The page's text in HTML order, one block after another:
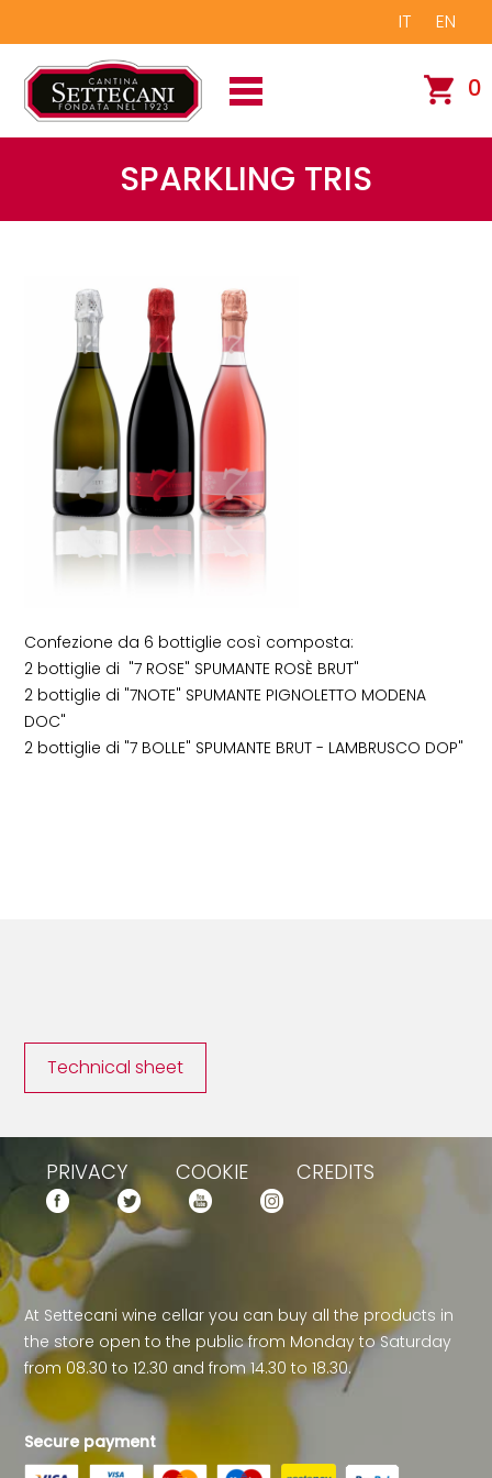
IT EN
0
SPARKLING TRIS
Confezione da 6 bottiglie così composta:
2 bottiglie di "7 ROSE" SPUMANTE ROSÈ BRUT"
2 bottiglie di "7NOTE" SPUMANTE PIGNOLETTO MODENA
DOC"
2 bottiglie di "7 BOLLE" SPUMANTE BRUT - LAMBRUSCO DOP"
Technical sheet
PRIVACY COOKIE CREDITS
At Settecani wine cellar you can buy all the products in
the store open to the public from Monday to Saturday
from 08.30 to 12.30 and from 14.30 to 18.30.
Secure payment